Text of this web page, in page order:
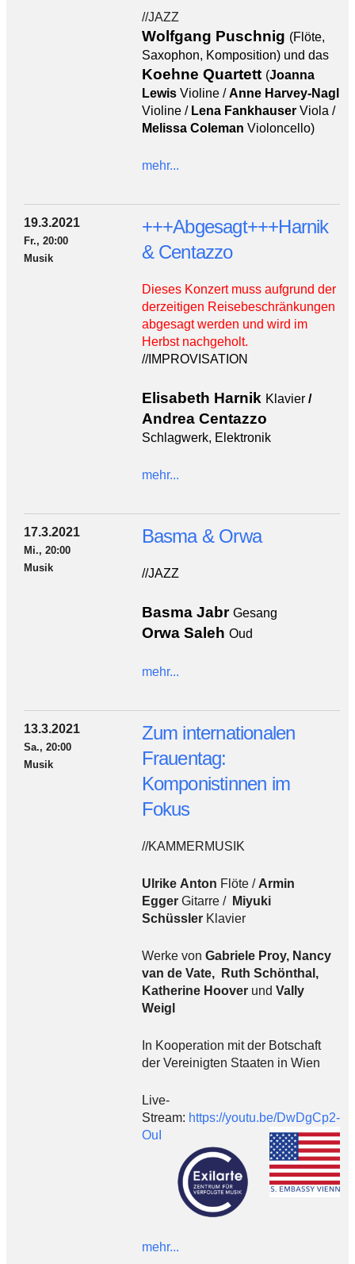
//JAZZ
Wolfgang Puschnig (Flöte,
Saxophon, Komposition) und das
Koehne Quartett (Joanna
LewisVioline /Anne Harvey-Nagl
Violine / Lena Fankhauser Viola /
Melissa Coleman Violoncello)
mehr...
19.3.2021
Fr., 20:00
Musik
+++Abgesagt+++Harnik
& Centazzo
Dieses Konzert muss aufgrund der
derzeitigen Reisebeschränkungen
abgesagt werden und wird im
Herbst nachgeholt.
//IMPROVISATION
Elisabeth Harnik Klavier/
Andrea Centazzo
Schlagwerk, Elektronik
mehr...
17.3.2021
Mi., 20:00
Musik
Basma & Orwa
//JAZZ
Basma Jabr Gesang
Orwa Saleh Oud
mehr...
13.3.2021
Sa., 20:00
Musik
Zum internationalen
Frauentag:
Komponistinnen im
Fokus
//KAMMERMUSIK
Ulrike Anton Flöte / Armin
Egger Gitarre / Miyuki
Schüssler Klavier
Werke von Gabriele Proy, Nancy
van de Vate, Ruth Schönthal,
Katherine Hoover und Vally
Weigl
In Kooperation mit der Botschaft
der Vereinigten Staaten in Wien
Live-
Stream: https://youtu.be/DwDgCp2-
OuI
mehr...